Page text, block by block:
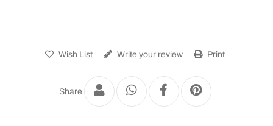
Wish List Write your review Print
Share